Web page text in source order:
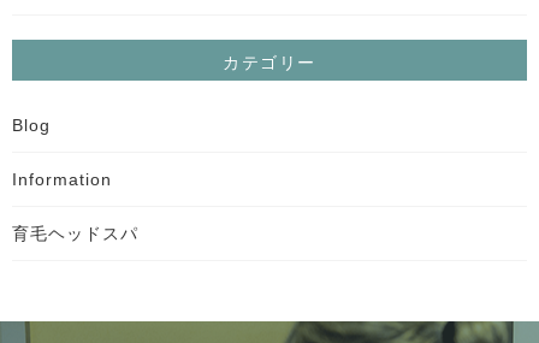
カテゴリー
Blog
Information
育毛ヘッドスパ